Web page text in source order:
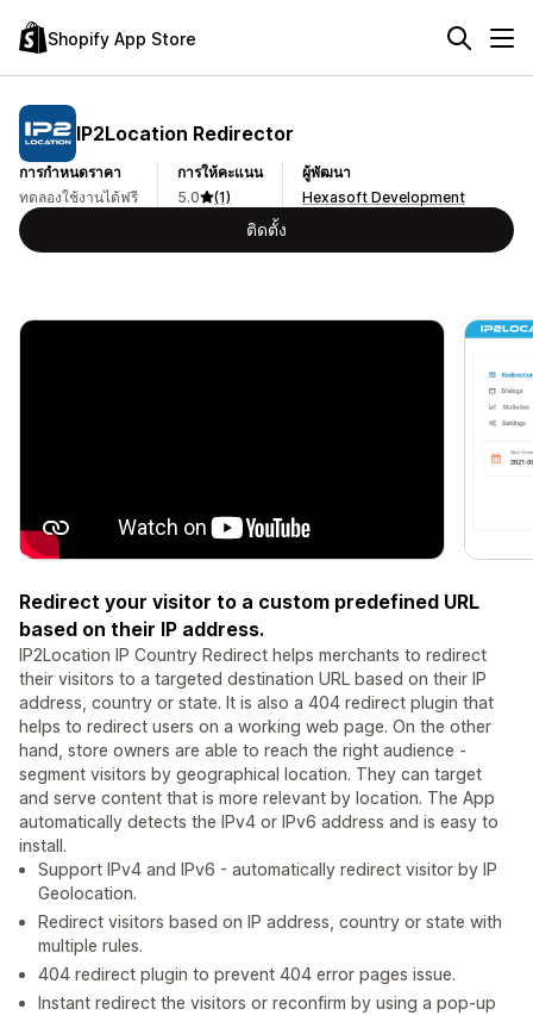
Shopify App Store
IP2Location Redirector
การกำหนดราคา
ทดลองใช้งานได้ฟรี
การให้คะแนน
5.0
(1)
ผู้พัฒนา
Hexasoft Development
ติดตั้ง
Redirect your visitor to a custom predefined URL
based on their IP address.
IP2Location IP Country Redirect helps merchants to redirect
their visitors to a targeted destination URL based on their IP
address, country or state. It is also a 404 redirect plugin that
helps to redirect users on a working web page. On the other
hand, store owners are able to reach the right audience -
segment visitors by geographical location. They can target
and serve content that is more relevant by location. The App
automatically detects the IPv4 or IPv6 address and is easy to
install.
Support IPv4 and IPv6 - automatically redirect visitor by IP
Geolocation.
Redirect visitors based on IP address, country or state with
multiple rules.
404 redirect plugin to prevent 404 error pages issue.
Instant redirect the visitors or reconfirm by using a pop-up